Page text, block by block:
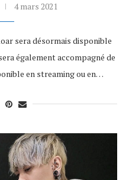
4 mars 2021
sera désormais disponible
également accompagné de
en streaming ou en…